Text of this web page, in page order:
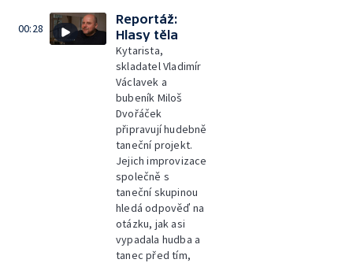
00:28
Reportáž:
Hlasy těla
Kytarista,
skladatel Vladimír
Václavek a
bubeník Miloš
Dvořáček
připravují hudebně
taneční projekt.
Jejich improvizace
společně s
taneční skupinou
hledá odpověď na
otázku, jak asi
vypadala hudba a
tanec před tím,